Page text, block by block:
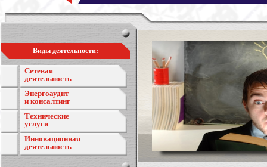
Виды деятельности:
Сетевая
деятельность
Энергоаудит
и консалтинг
Технические
услуги
Инновационная
деятельность